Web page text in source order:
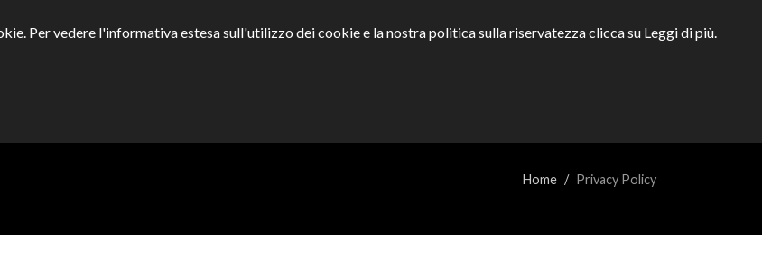
Per vedere l'informativa estesa sull'utilizzo dei cookie e la nostra politica sulla riservatezza clicca su Leggi di più.
Home Privacy Policy